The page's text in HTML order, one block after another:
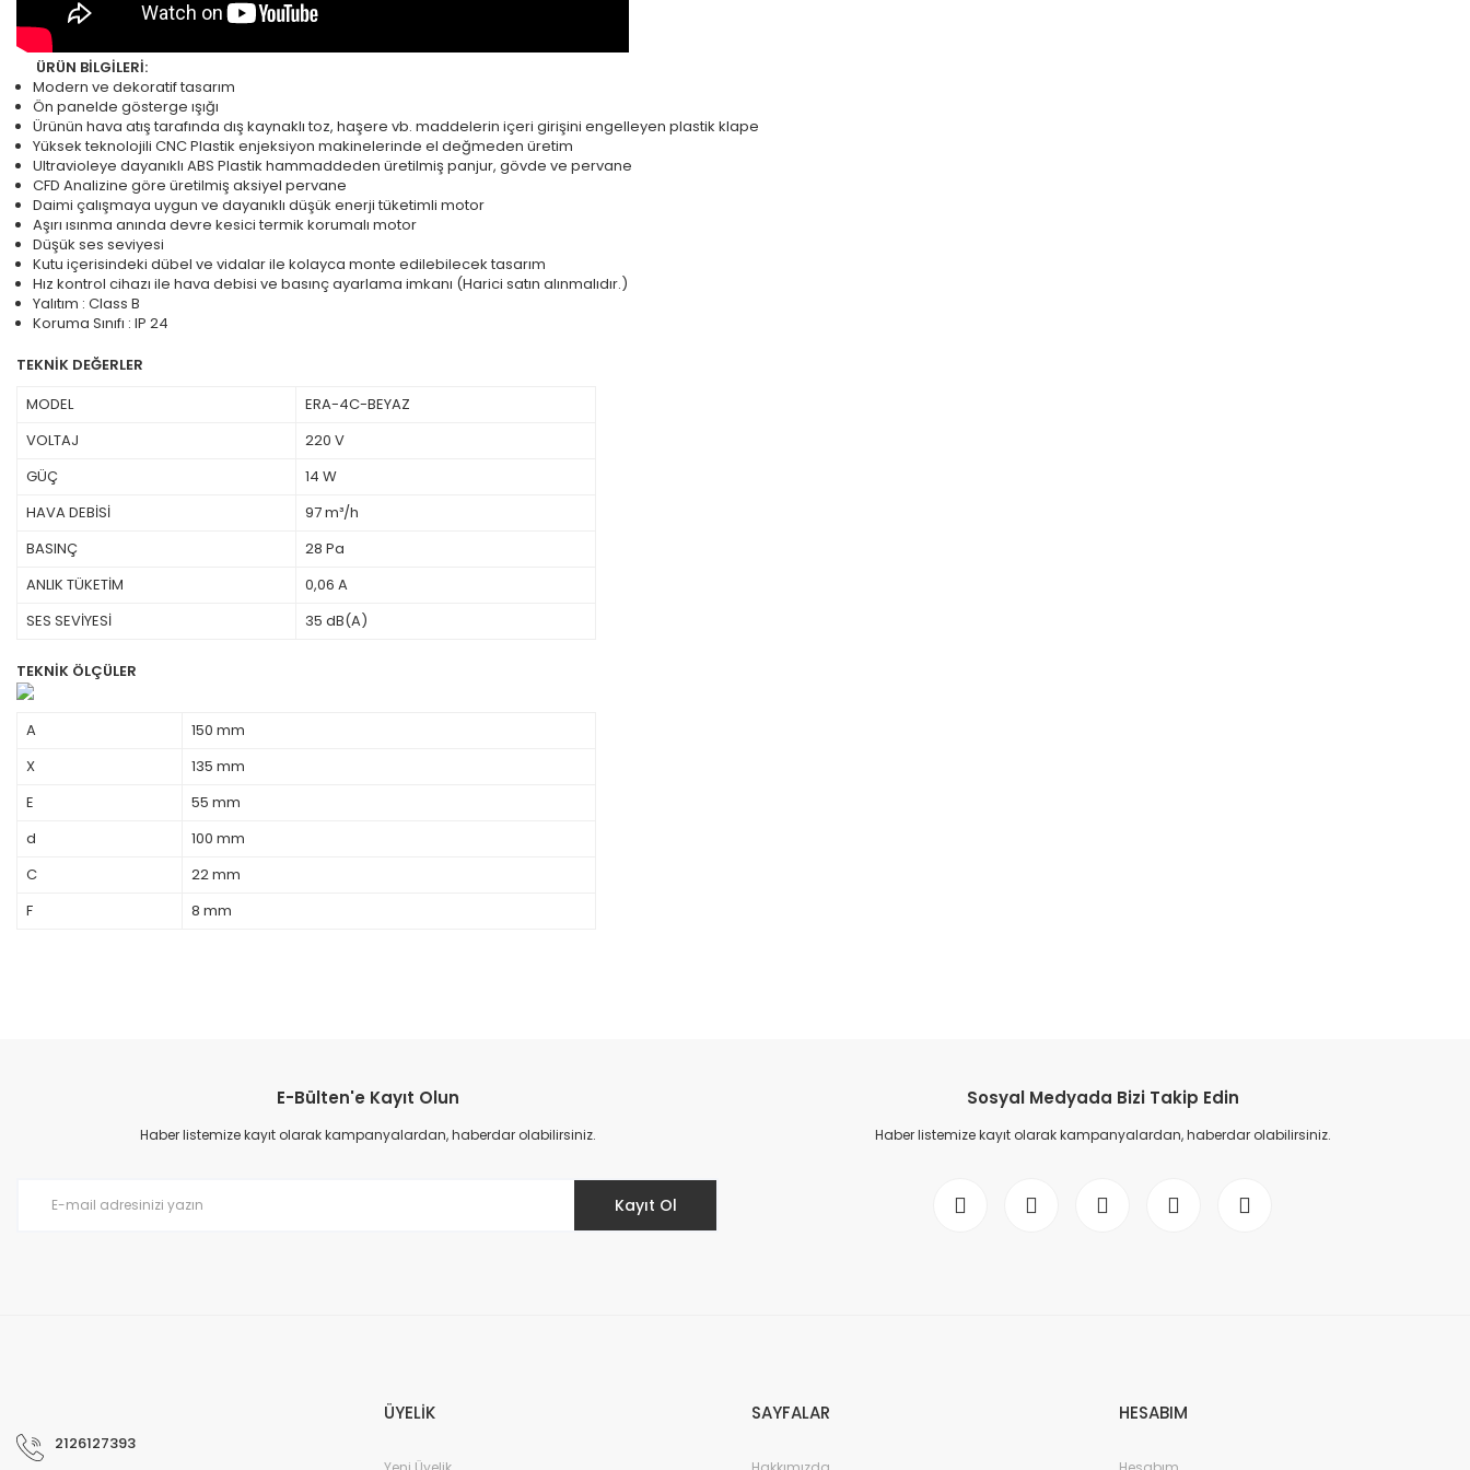
ÜRÜN BİLGİLERİ:
Modern ve dekoratif tasarım
Ön panelde gösterge ışığı
Ürünün hava atış tarafında dış kaynaklı toz, haşere vb. maddelerin içeri girişini engelleyen plastik klape
Yüksek teknolojili CNC Plastik enjeksiyon makinelerinde el değmeden üretim
Ultravioleye dayanıklı ABS Plastik hammaddeden üretilmiş panjur, gövde ve pervane
CFD Analizine göre üretilmiş aksiyel pervane
Daimi çalışmaya uygun ve dayanıklı düşük enerji tüketimli motor
Aşırı ısınma anında devre kesici termik korumalı motor
Düşük ses seviyesi
Kutu içerisindeki dübel ve vidalar ile kolayca monte edilebilecek tasarım
Hız kontrol cihazı ile hava debisi ve basınç ayarlama imkanı (Harici satın alınmalıdır.)
Yalıtım : Class B
Koruma Sınıfı : IP 24
TEKNİK DEĞERLER
MODEL
ERA-4C-BEYAZ
VOLTAJ
220 V
GÜÇ
14 W
HAVA DEBİSİ
97 m³/h
BASINÇ
28 Pa
ANLIK TÜKETİM
0,06 A
SES SEVİYESİ
35 dB(A)
TEKNİK ÖLÇÜLER
A
150 mm
X
135 mm
E
55 mm
d
100 mm
C
22 mm
F
8 mm
E-Bülten'e Kayıt Olun
Haber listemize kayıt olarak kampanyalardan, haberdar olabilirsiniz.
Kayıt Ol
Sosyal Medyada Bizi Takip Edin
Haber listemize kayıt olarak kampanyalardan, haberdar olabilirsiniz.
2126127393
ÜYELİK SAYFALAR HESABIM